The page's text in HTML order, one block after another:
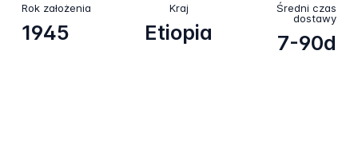
Rok założenia
1945
Kraj
Etiopia
Średni czas
dostawy
7-90d